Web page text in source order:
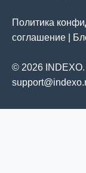
Политика
соглашение
© 2026